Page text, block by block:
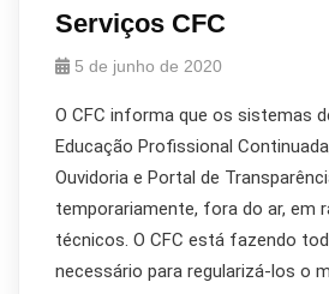
Serviços CFC
5 de junho de 2020
O CFC informa que os sistemas
Educação Profissional
Ouvidoria e Portal de
temporariamente, fora do ar, em
técnicos. O CFC está fazendo
necessário para regularizá-los o